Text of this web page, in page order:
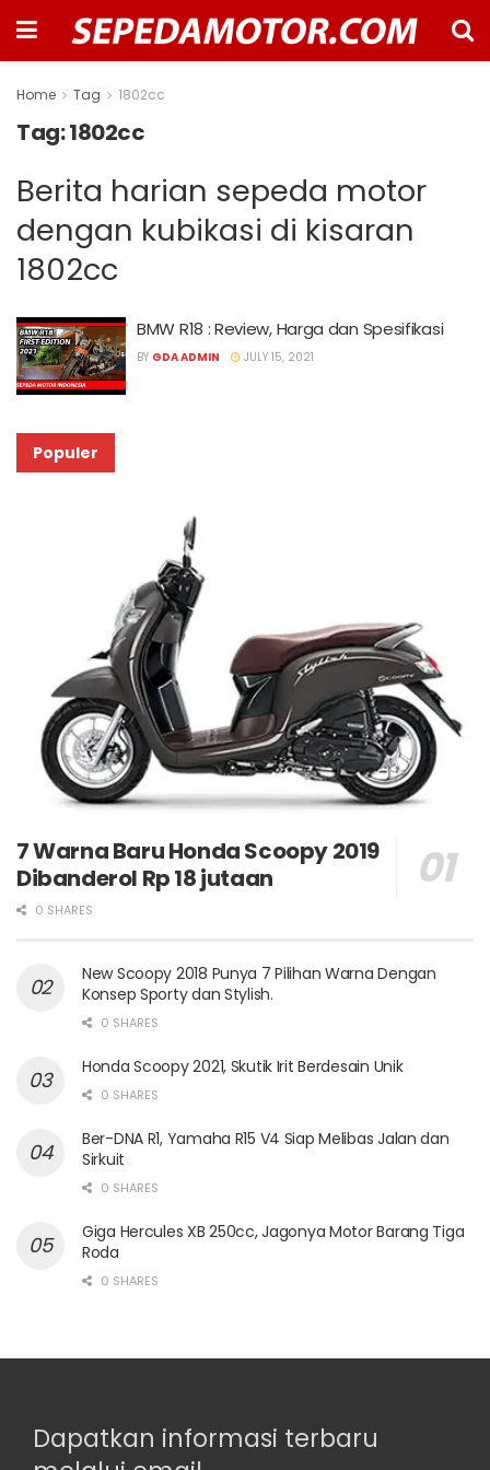
Home Tag 1802cc
Tag:1802cc
Berita harian sepeda motor
dengan kubikasi di kisaran
1802cc
BMW R18 : Review, Harga dan Spesifikasi
BY GDA ADMIN JULY 15, 2021
Populer
7 Warna Baru Honda Scoopy 2019
Dibanderol Rp 18 jutaan
0 SHARES
New Scoopy 2018 Punya 7 Pilihan Warna Dengan
Konsep Sporty dan Stylish.
0 SHARES
Honda Scoopy 2021, Skutik Irit Berdesain Unik
0 SHARES
Ber-DNA R1, Yamaha R15 V4 Siap Melibas Jalan dan
Sirkuit
0 SHARES
Giga Hercules XB 250cc, Jagonya Motor Barang Tiga
Roda
0 SHARES
Dapatkan informasi terbaru